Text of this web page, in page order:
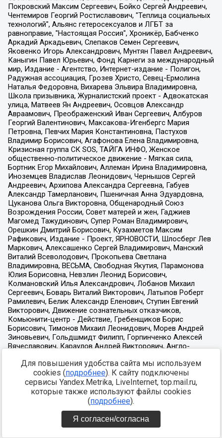
Для повышения удобства сайта мы используем
cookies (подробнее). К сайту подключены
сервисы Yandex.Metrika, LiveInternet, top.mail.ru,
которые также используют файлы cookies
(подробнее).
Я согласен/согласна